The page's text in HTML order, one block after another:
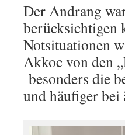
Der Andrang
berücksichtigen
Notsituationen
Akkoc von den
besonders die
und häufiger